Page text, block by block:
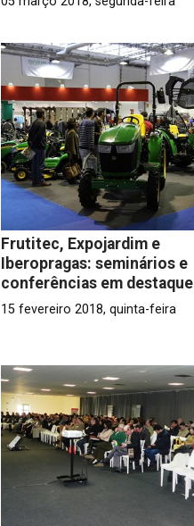
Frutitec, Expojardim e
Iberopragas: seminários e
conferências em destaque
15 fevereiro 2018, quinta-feira